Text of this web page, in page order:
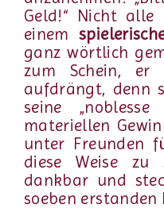
Geld!“ Nicht alle
einem
ganz wörtlich
zum Schein,
aufdrängt, denn
seine
materiellen
unter Freunden
diese Weise zu
dankbar und
soeben